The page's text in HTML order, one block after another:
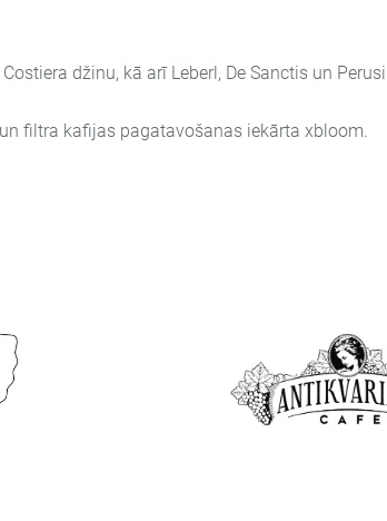
džinu, kā arī Leberl, De Sanctis un
filtra kafijas pagatavošanas iekārta xbloom.